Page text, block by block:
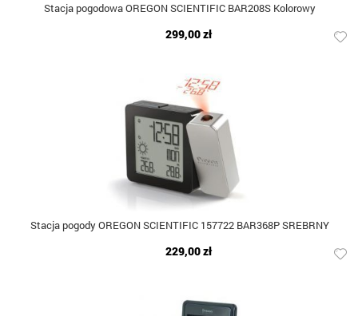
Stacja pogodowa OREGON SCIENTIFIC BAR208S Kolorowy
299,00 zł
Stacja pogody OREGON SCIENTIFIC 157722 BAR368P SREBRNY
229,00 zł